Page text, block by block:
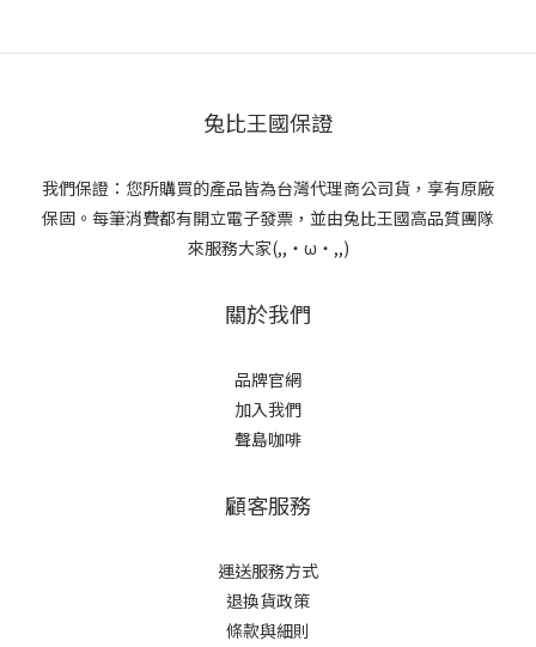
兔比王國保證
我們保證：您所購買的產品皆為台灣代理商公司貨，享有原廠
保固。每筆消費都有開立電子發票，並由兔比王國高品質團隊
來服務大家(,,・ω・,,)
關於我們
品牌官網
加入我們
聲島咖啡
顧客服務
運送服務方式
退換貨政策
條款與細則